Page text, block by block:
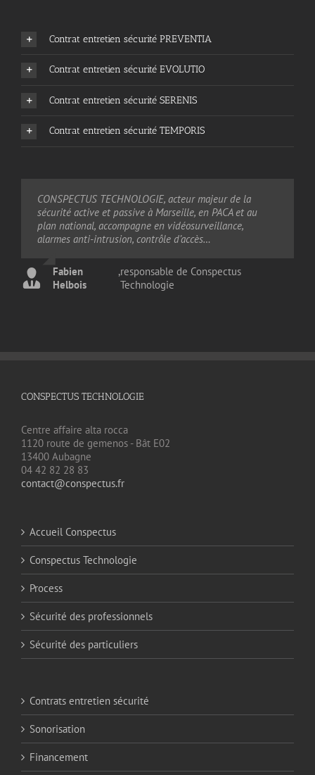
Contrat entretien sécurité PREVENTIA
Contrat entretien sécurité EVOLUTIO
Contrat entretien sécurité SERENIS
Contrat entretien sécurité TEMPORIS
CONSPECTUS TECHNOLOGIE, acteur majeur de la
sécurité active et passive à Marseille, en PACA et au
plan national, accompagne en vidéosurveillance,
alarmes anti-intrusion, contrôle d’accès…
Fabien
Helbois
,responsable de Conspectus
Technologie
… Comme eux, protégez votre patrimoine professionnel
ou personnel, garantissez la sécurité de vos personnels
et proches en choisissant la sérénité au quotidien !
Helbois
Technologie
CONSPECTUS TECHNOLOGIE
Centre affaire alta rocca
1120 route de gemenos - Bât E02
13400 Aubagne
04 42 82 28 83
contact@conspectus.fr
Accueil Conspectus
Conspectus Technologie
Process
Sécurité des professionnels
Sécurité des particuliers
Contrats entretien sécurité
Sonorisation
Financement